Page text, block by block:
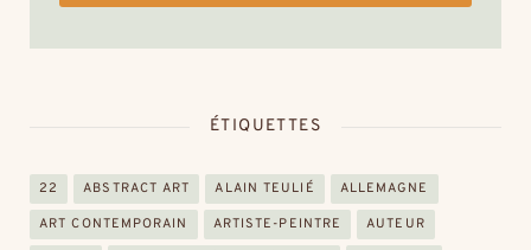
ÉTIQUETTES
22 ABSTRACT ART ALAIN TEULIÉ ALLEMAGNE
ART CONTEMPORAIN ARTISTE-PEINTRE AUTEUR